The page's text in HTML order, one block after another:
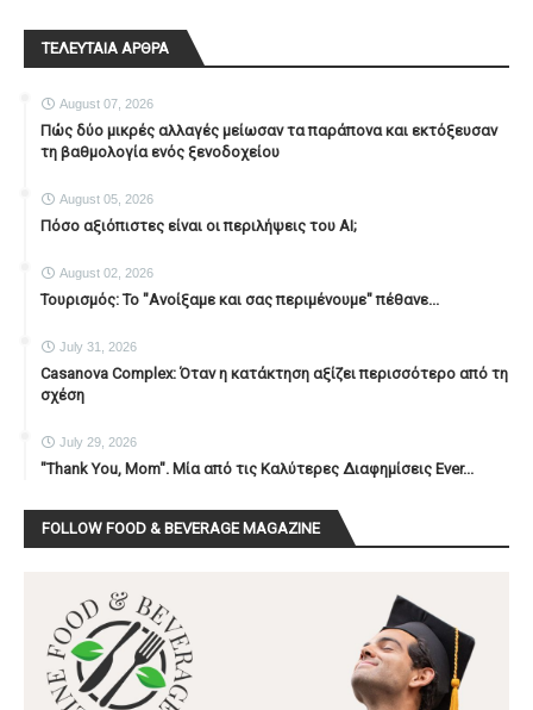
ΤΕΛΕΥΤΑΙΑ ΑΡΘΡΑ
August 07, 2026
Πώς δύο μικρές αλλαγές μείωσαν τα παράπονα και εκτόξευσαν
τη βαθμολογία ενός ξενοδοχείου
August 05, 2026
Πόσο αξιόπιστες είναι οι περιλήψεις του ΑΙ;
August 02, 2026
Τουρισμός: Το "Ανοίξαμε και σας περιμένουμε" πέθανε...
July 31, 2026
Casanova Complex: Όταν η κατάκτηση αξίζει περισσότερο από τη
σχέση
July 29, 2026
"Thank You, Mοm". Μία από τις Καλύτερες Διαφημίσεις Ever...
FOLLOW FOOD & BEVERAGE MAGAZINE